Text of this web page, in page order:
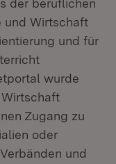
der beruflichen
und Wirtschaft
und für
wurde
Zugang zu
oder
und